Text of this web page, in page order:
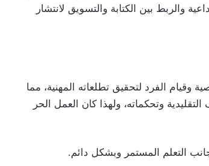
والربط بين الكتابة والتسويق لانتشار
الفرد لتحقيق تطلعاته المهنية، مما
وتحكماته، ولهذا كان العمل الحر
التعلم المستمر وبشكل دائم.